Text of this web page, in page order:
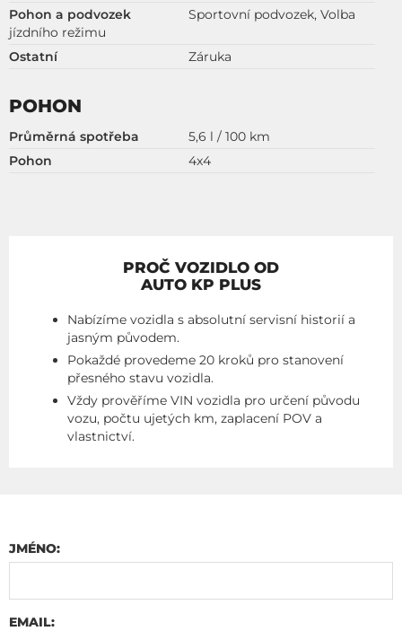
Pohon a podvozek
Sportovní podvozek, Volba
jízdního režimu
Ostatní
Záruka
POHON
Průměrná spotřeba
5,6 l / 100 km
Pohon
4x4
PROČ VOZIDLO OD
AUTO KP PLUS
Nabízíme vozidla s absolutní servisní historií a
jasným původem.
Pokaždé provedeme 20 kroků pro stanovení
přesného stavu vozidla.
Vždy prověříme VIN vozidla pro určení původu
vozu, počtu ujetých km, zaplacení POV a
vlastnictví.
JMÉNO:
EMAIL: